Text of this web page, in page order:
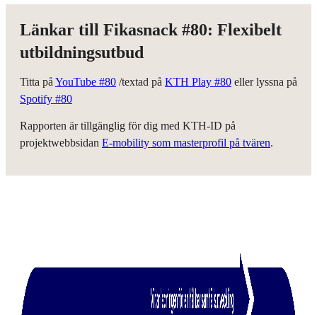
Länkar till Fikasnack #80: Flexibelt
utbildningsutbud
Titta på YouTube #80 /textad på KTH Play #80 eller lyssna på
Spotify #80
Rapporten är tillgänglig för dig med KTH-ID på
projektwebbsidan E-mobility som masterprofil på tvären.